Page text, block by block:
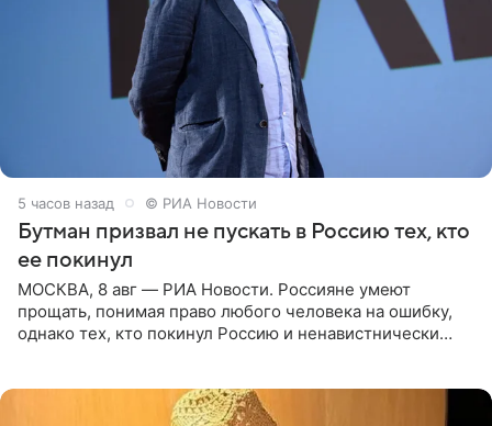
5 часов назад © РИА Новости
Бутман призвал не пускать в Россию тех, кто
ее покинул
МОСКВА, 8 авг — РИА Новости. Россияне умеют
прощать, понимая право любого человека на ошибку,
однако тех, кто покинул Россию и ненавистнически